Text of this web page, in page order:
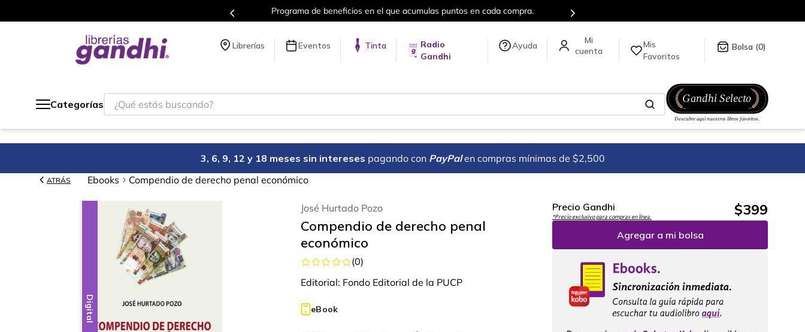
Programa de beneficios en el que acumulas puntos en cada compra.
Librerías Eventos Tinta
Radio
Gandhi
Ayuda
Mis
Favoritos
0
Categorías
¿Qué estás buscando?
3, 6, 9, 12 y 18 meses sin intereses pagando con PayPal en compras mínimas de $2,500
ATRÁS Ebooks Compendio de derecho penal económico
Digital
José Hurtado Pozo
Compendio de derecho penal
económico
(0)
Editorial: Fondo Editorial de la PUCP
eBook
Precio Gandhi
*Precio exclusivo para compras en línea. $399
Agregar a mi bolsa